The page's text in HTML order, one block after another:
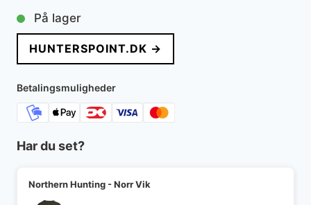
På lager
HUNTERSPOINT.DK →
Betalingsmuligheder
Har du set?
Northern Hunting - Norr Vik